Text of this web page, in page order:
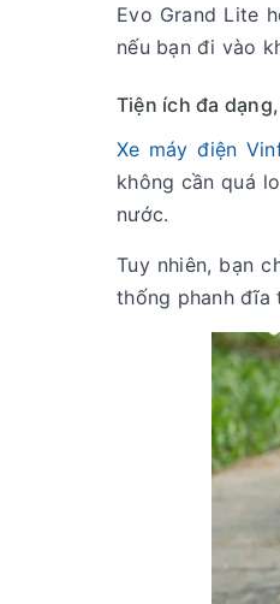
Evo Grand Lite
nếu bạn đi vào
Tiện ích đa
Xe máy điện
không cần quá
nước.
Tuy nhiên, bạn
thống phanh đĩa